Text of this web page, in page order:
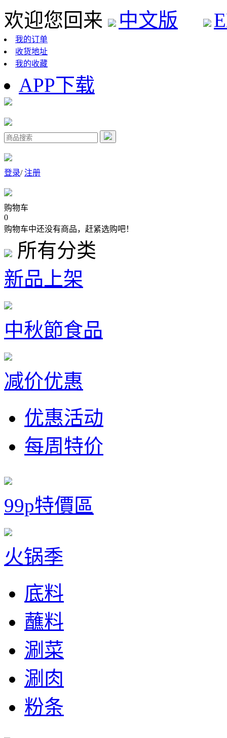
欢迎您回来 中文版
我的订单
收货地址
我的收藏
APP下载
登录/注册
购物车
0
购物车中还没有商品，赶紧选购吧！
所有分类
新品上架
中秋節食品
减价优惠
优惠活动
每周特价
99p特價區
火锅季
底料
蘸料
涮菜
涮肉
粉条